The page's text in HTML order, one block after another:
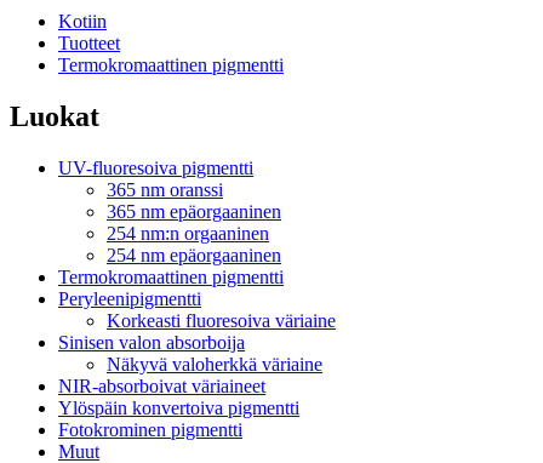
Kotiin
Tuotteet
Termokromaattinen pigmentti
Luokat
UV-fluoresoiva pigmentti
365 nm oranssi
365 nm epäorgaaninen
254 nm:n orgaaninen
254 nm epäorgaaninen
Termokromaattinen pigmentti
Peryleenipigmentti
Korkeasti fluoresoiva väriaine
Sinisen valon absorboija
Näkyvä valoherkkä väriaine
NIR-absorboivat väriaineet
Ylöspäin konvertoiva pigmentti
Fotokrominen pigmentti
Muut